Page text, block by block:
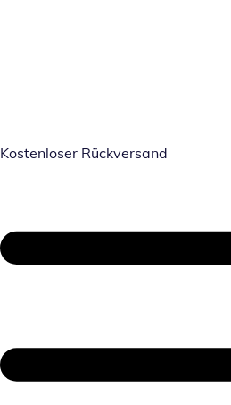
Kostenloser Rückversand